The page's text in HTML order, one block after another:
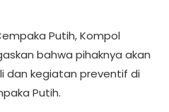
Putih, Kompol
bahwa pihaknya akan
dan kegiatan preventif di
Putih.